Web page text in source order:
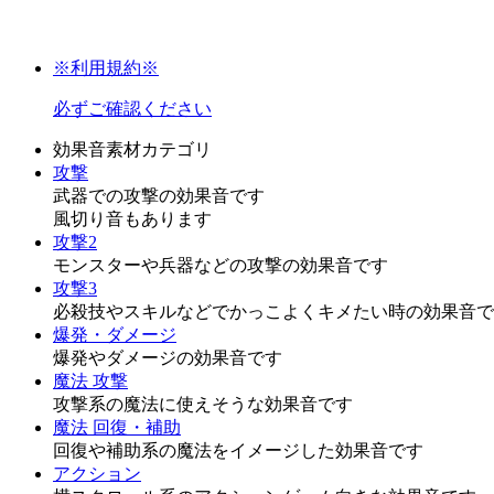
※利用規約※
必ずご確認ください
効果音素材カテゴリ
攻撃
武器での攻撃の効果音です
風切り音もあります
攻撃2
モンスターや兵器などの攻撃の効果音です
攻撃3
必殺技やスキルなどでかっこよくキメたい時の効果音
爆発・ダメージ
爆発やダメージの効果音です
魔法 攻撃
攻撃系の魔法に使えそうな効果音です
魔法 回復・補助
回復や補助系の魔法をイメージした効果音です
アクション